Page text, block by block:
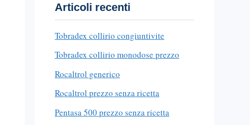
Articoli recenti
Tobradex collirio congiuntivite
Tobradex collirio monodose prezzo
Rocaltrol generico
Rocaltrol prezzo senza ricetta
Pentasa 500 prezzo senza ricetta